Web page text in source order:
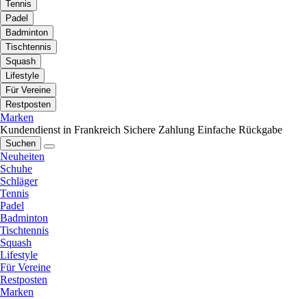
Tennis
Padel
Badminton
Tischtennis
Squash
Lifestyle
Für Vereine
Restposten
Marken
Kundendienst in Frankreich Sichere Zahlung Einfache Rückgabe
Suchen
Neuheiten
Schuhe
Schläger
Tennis
Padel
Badminton
Tischtennis
Squash
Lifestyle
Für Vereine
Restposten
Marken